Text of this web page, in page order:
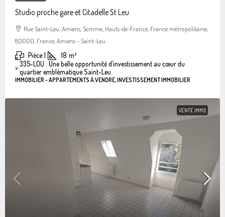
Studio proche gare et Citadelle St Leu
Rue Saint-Leu, Amiens, Somme, Hauts-de-France, France métropolitaine,
80000, France, Amiens - Saint-Leu
Pièce:1 18 m²
>:335-LOU : Une belle opportunité d’investissement au cœur du
quartier emblématique Saint-Leu.
IMMOBILIER - APPARTEMENTS À VENDRE, INVESTISSEMENT IMMOBILIER
VENTE IMMO